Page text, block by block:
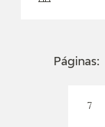
Páginas:
7